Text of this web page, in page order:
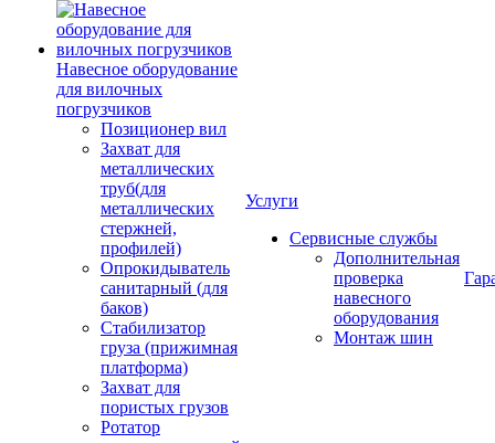
Навесное оборудование
для вилочных
погрузчиков
Позиционер вил
Захват для
металлических
труб(для
металлических
стержней,
профилей)
Опрокидыватель
санитарный (для
баков)
Стабилизатор
груза (прижимная
платформа)
Захват для
пористых грузов
Ротатор
Услуги
Сервисные службы
Дополнительная
проверка
навесного
оборудования
Монтаж шин